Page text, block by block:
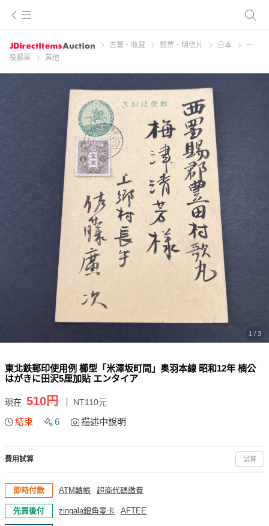
古董、收藏 郵票、明信片 日本
一
般郵票
其他
1 / 3
東北鉄郵印使用例 櫛型「米澤坂町間」奥羽本線 昭和12年 楠公
はがきに田沢5厘加貼 エンタイア
現在 510円 NT110元
結束 6 描述中說明
費用試算 試算
即時付款 ATM轉帳 超商代碼繳費
先買後付 zingala銀角零卡 AFTEE